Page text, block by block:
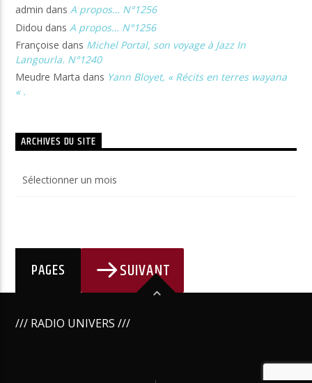
admin dansA propos… N°1256
Didou dans A propos… N°1256
Françoise dans Michel Portal, son voyage à Jazz In
Langourla. N°1240
Meudre Marta dans Yann Bloyet, « Récits en terres wayana
« .
ARCHIVES DU SITE
du
PAGES SUIVANT
/// RADIO UNIVERS ///